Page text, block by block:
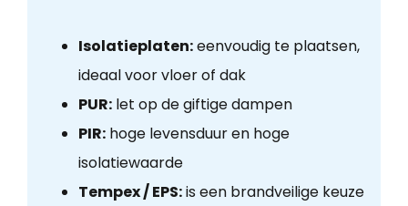
Isolatieplaten:eenvoudig te plaatsen,
ideaal voor vloer of dak
PUR:let op de giftige dampen
PIR:hoge levensduur en hoge
isolatiewaarde
Tempex / EPS:is een brandveilige keuze